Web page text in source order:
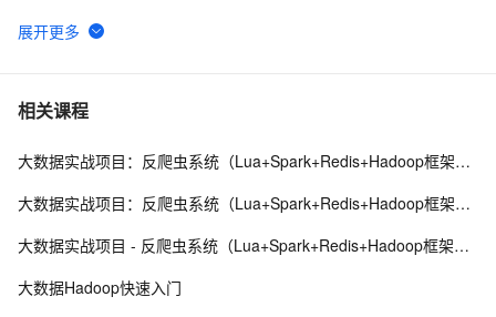
6 工良出品：包教会，Hadoop、Hive 搭建部署简易教程
7 Hadoop与机器学习的融合：案例研究
8 Hadoop【基础知识 02】【分布式计算框架MapReduce
解析与进阶+作业的生命周期】（图片来源于网络）
案例场景举例）
10如何重新启动Hadoop NameNode及所有守护进程
相关课程
大数据实战项目：反爬虫系统（Lua+Spark+Redis+Hadoop框架搭建）第二阶段
大数据实战项目：反爬虫系统（Lua+Spark+Redis+Hadoop框架搭建）第五阶段
大数据实战项目 - 反爬虫系统（Lua+Spark+Redis+Hadoop框架搭建）第六阶段
大数据Hadoop快速入门